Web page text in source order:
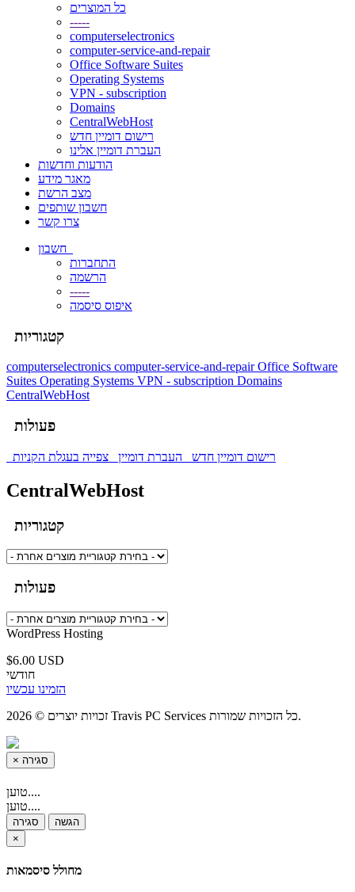
כל המוצרים
-----
computerselectronics
computer-service-and-repair
Office Software Suites
Operating Systems
VPN - subscription
Domains
CentralWebHost
רישום דומיין חדש
העברת דומיין אלינו
הודעות וחדשות
מאגר מידע
מצב הרשת
חשבון שותפים
צרו קשר
התחברות
הרשמה
-----
איפוס סיסמה
קטגוריות
computerselectronics computer-service-and-repairOffice Software
Suites Operating Systems VPN - subscription Domains
CentralWebHost
פעולות
רישום דומיין חדש העברת דומיין צפייה בעגלת הקניות
CentralWebHost
קטגוריות
פעולות
WordPress Hosting
$6.00 USD
חודשי
הזמינו עכשיו
זכויות יוצרים © 2026 Travis PC Services כל הזכויות שמורות.
× סגירה
טוען....
טוען....
סגירה
הגשה
×
מחולל סיסמאות